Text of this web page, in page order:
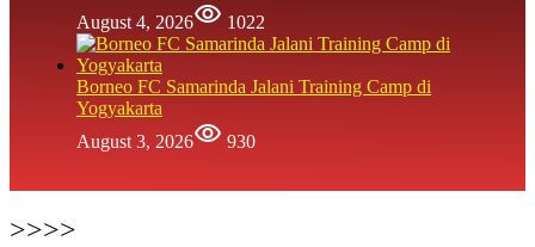
August 4, 2026
1022
Borneo FC Samarinda Jalani Training Camp di
Yogyakarta
August 3, 2026
930
>>>>